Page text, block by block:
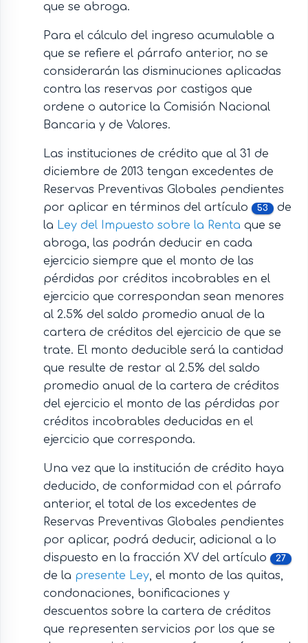
que se abroga.
Para el cálculo del ingreso acumulable a
que se refiere el párrafo anterior, no se
considerarán las disminuciones aplicadas
contra las reservas por castigos que
ordene o autorice la Comisión Nacional
Bancaria y de Valores.
Las instituciones de crédito que al 31 de
diciembre de 2013 tengan excedentes de
Reservas Preventivas Globales pendientes
por aplicar en términos del artículo
53
de
la Ley del Impuesto sobre la Renta que se
abroga, las podrán deducir en cada
ejercicio siempre que el monto de las
pérdidas por créditos incobrables en el
ejercicio que correspondan sean menores
al 2.5% del saldo promedio anual de la
cartera de créditos del ejercicio de que se
trate. El monto deducible será la cantidad
que resulte de restar al 2.5% del saldo
promedio anual de la cartera de créditos
del ejercicio el monto de las pérdidas por
créditos incobrables deducidas en el
ejercicio que corresponda.
Una vez que la institución de crédito haya
deducido, de conformidad con el párrafo
anterior, el total de los excedentes de
Reservas Preventivas Globales pendientes
por aplicar, podrá deducir, adicional a lo
dispuesto en la fracción XV del artículo
27
de la presente Ley, el monto de las quitas,
condonaciones, bonificaciones y
descuentos sobre la cartera de créditos
que representen servicios por los que se